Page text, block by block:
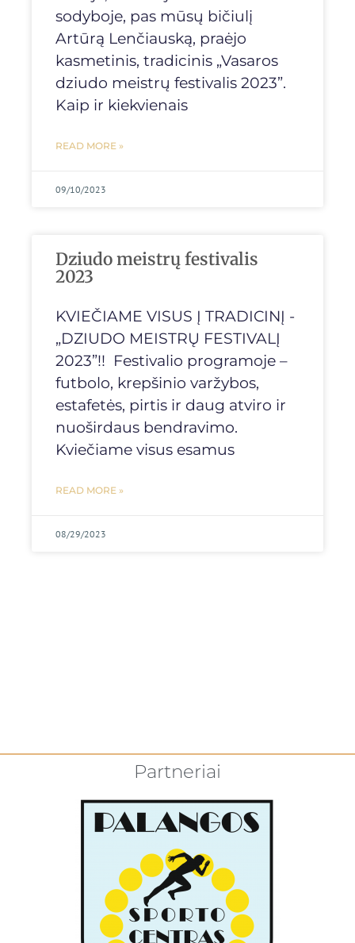
sodyboje, pas mūsų bičiulį
Artūrą Lenčiauską, praėjo
kasmetinis, tradicinis „Vasaros
dziudo meistrų festivalis 2023”.
Kaip ir kiekvienais
READ MORE »
09/10/2023
Dziudo meistrų festivalis
2023
KVIEČIAME VISUS Į TRADICINĮ -
„DZIUDO MEISTRŲ FESTIVALĮ
2023”!! Festivalio programoje –
futbolo, krepšinio varžybos,
estafetės, pirtis ir daug atviro ir
nuoširdaus bendravimo.
Kviečiame visus esamus
READ MORE »
08/29/2023
Partneriai